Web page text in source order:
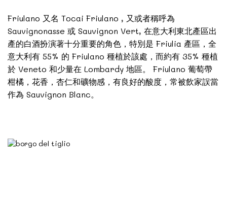
Friulano 又名 Tocai Friulano , 又或者稱呼為
Sauvignonasse 或 Sauvignon Vert, 在意大利東北產區出
產的白酒扮演著十分重要的角色，特別是 Friulia 產區，全
意大利有 55% 的 Friulano 種植於該處，而約有 35% 種植
於 Veneto 和少量在 Lombardy 地區。 Friulano 葡萄帶
柑橘，花香，杏仁和礦物感，有良好的酸度，常被飲家誤當
作為 Sauvignon Blanc。